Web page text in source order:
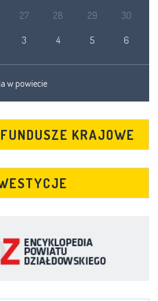
27 28 29 30
3 4 5 6
w powiecie
KRAJOWE